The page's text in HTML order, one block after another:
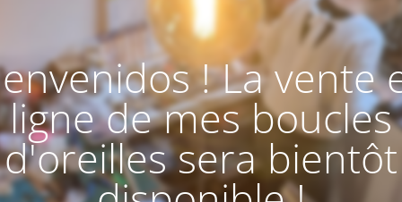
! La vente
ligne de mes boucles
d'oreilles sera bientôt